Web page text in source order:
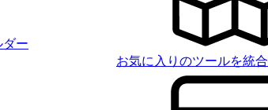
ー
お気に入りのツールを統合